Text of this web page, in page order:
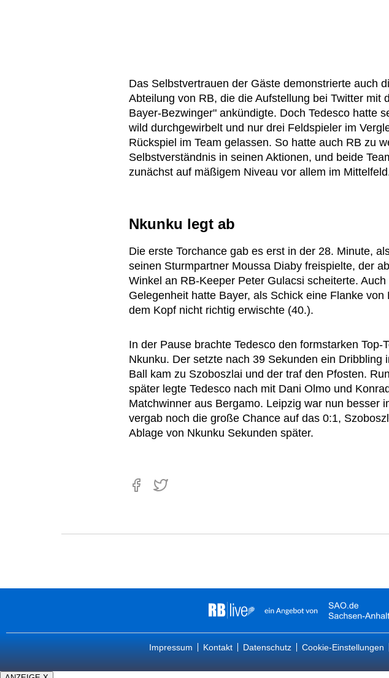
Das Selbstvertrauen der Gäste demonstrierte auch
Abteilung von RB, die die Aufstellung bei Twitter mit
Bayer-Bezwinger" ankündigte. Doch Tedesco hatte
wild durchgewirbelt und nur drei Feldspieler im
Rückspiel im Team gelassen. So hatte auch RB zu
Selbstverständnis in seinen Aktionen, und beide
zunächst auf mäßigem Niveau vor allem im
Nkunku legt ab
Die erste Torchance gab es erst in der 28. Minute,
seinen Sturmpartner Moussa Diaby freispielte, der
Winkel an RB-Keeper Peter Gulacsi scheiterte.
Gelegenheit hatte Bayer, als Schick eine Flanke von
dem Kopf nicht richtig erwischte (40.).
In der Pause brachte Tedesco den formstarken Top-
Nkunku. Der setzte nach 39 Sekunden ein Dribbling
Ball kam zu Szoboszlai und der traf den Pfosten.
später legte Tedesco nach mit Dani Olmo und
Matchwinner aus Bergamo. Leipzig war nun besser
vergab noch die große Chance auf das 0:1,
Ablage von Nkunku Sekunden später.
Impressum Kontakt Datenschutz Cookie-Einstellungen